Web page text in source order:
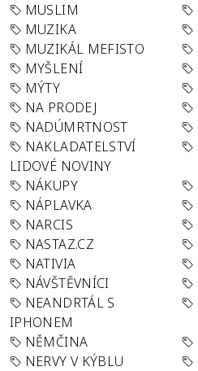
MUSLIM
MUZIKA
MUZIKÁL MEFISTO
MYŠLENÍ
MÝTY
NA PRODEJ
NADÚMRTNOST
NAKLADATELSTVÍ
LIDOVÉ NOVINY
NÁKUPY
NÁPLAVKA
NARCIS
NASTAZ.CZ
NATIVIA
NÁVŠTĚVNÍCI
NEANDRTÁL S
IPHONEM
NĚMČINA
NERVY V KÝBLU